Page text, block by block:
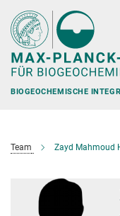
Hauptinhalt
BIOGEOCHEMISCHE
Team Zayd Mahmoud